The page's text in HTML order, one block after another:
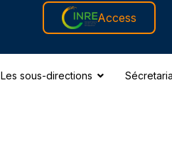
Access
Les sous-directions